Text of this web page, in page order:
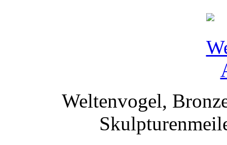
Weltenvogel,